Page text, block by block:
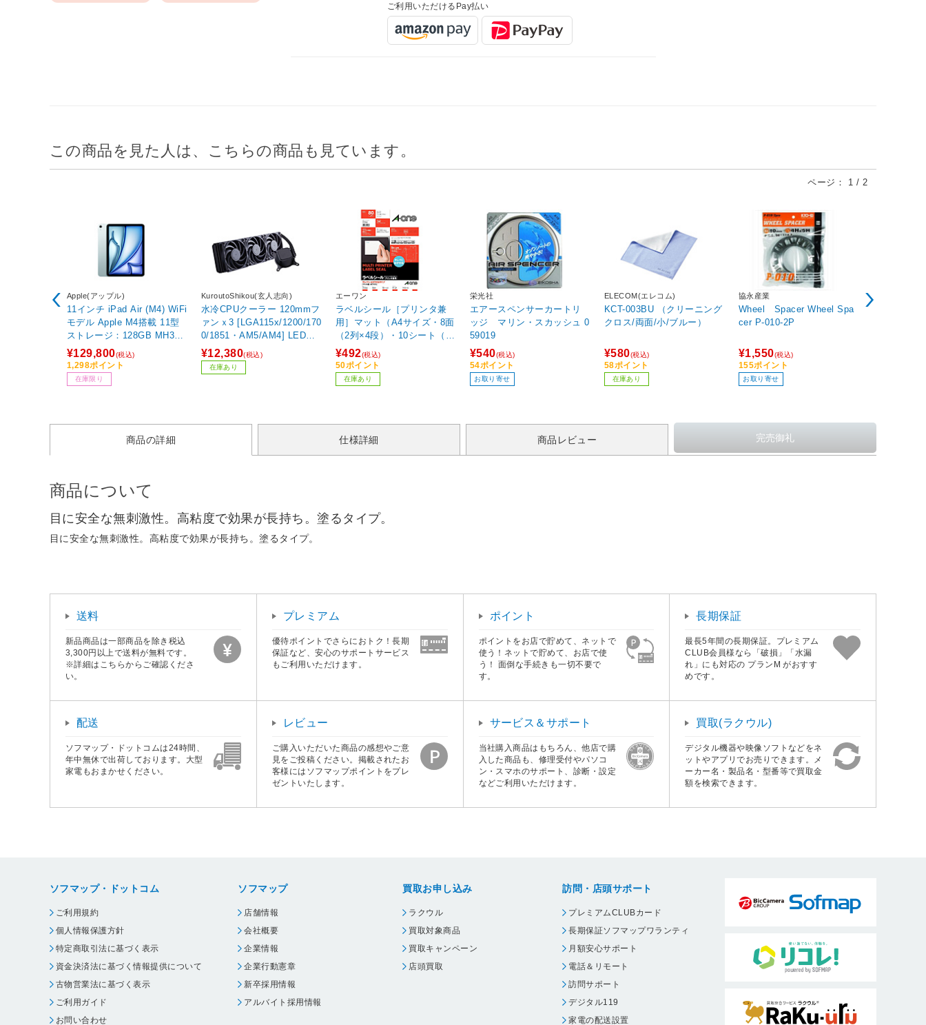
ご利用いただけるPay払い
この商品を見た人は、こちらの商品も見ています。
ページ： 1 / 2
Apple(アップル)
11インチ iPad Air (M4) WiFi
モデル Apple M4搭載 11型
ストレージ：128GB MH314
J/A ブルー
¥129,800(税込)
1,298ポイント
在庫限り
KuroutoShikou(玄人志向)
水冷CPUクーラー 120mmフ
ァンｘ3 [LGA115x/1200/170
0/1851・AM5/AM4] LED無
し ブラック KURO-AIOWC3
60/V2 【864】
¥12,380(税込)
在庫あり
エーワン
ラベルシール［プリンタ兼
用］マット（A4サイズ・8面
（2列×4段）・10シート（80
片）） 31266
¥492(税込)
50ポイント
在庫あり
栄光社
エアースペンサーカートリ
ッジ マリン・スカッシュ 0
59019
¥540(税込)
54ポイント
お取り寄せ
ELECOM(エレコム)
KCT-003BU （クリーニング
クロス/両面/小/ブルー）
¥580(税込)
58ポイント
在庫あり
協永産業
Wheel Spacer Wheel Spa
cer P-010-2P
¥1,550(税込)
155ポイント
お取り寄せ
商品の詳細 仕様詳細 商品レビュー
商品について
目に安全な無刺激性。高粘度で効果が長持ち。塗るタイプ。
目に安全な無刺激性。高粘度で効果が長持ち。塗るタイプ。
送料
新品商品は一部商品を除き税込
3,300円以上で送料が無料です。
※詳細はこちらからご確認くださ
い。
プレミアム
優待ポイントでさらにおトク！長期
保証など、安心のサポートサービス
もご利用いただけます。
ポイント
ポイントをお店で貯めて、ネットで
使う！ネットで貯めて、お店で使
う！ 面倒な手続きも一切不要で
す。
長期保証
最長5年間の長期保証。プレミアム
CLUB会員様なら「破損」「水漏
れ」にも対応の プランM がおすす
めです。
配送
ソフマップ・ドットコムは24時間、
年中無休で出荷しております。大型
家電もおまかせください。
レビュー
ご購入いただいた商品の感想やご意
見をご投稿ください。掲載されたお
客様にはソフマップポイントをプレ
ゼントいたします。
サービス＆サポート
当社購入商品はもちろん、他店で購
入した商品も、修理受付やパソコ
ン・スマホのサポート、診断・設定
などご利用いただけます。
買取(ラクウル)
デジタル機器や映像ソフトなどをネ
ットやアプリでお売りできます。メ
ーカー名・製品名・型番等で買取金
額を検索できます。
ソフマップ・ドットコム
ご利用規約
個人情報保護方針
特定商取引法に基づく表示
資金決済法に基づく情報提供について
古物営業法に基づく表示
ご利用ガイド
お問い合わせ
ソフマップ
店舗情報
会社概要
企業情報
企業行動憲章
新卒採用情報
アルバイト採用情報
買取お申し込み
ラクウル
買取対象商品
買取キャンペーン
店頭買取
訪問・店頭サポート
プレミアムCLUBカード
長期保証ソフマップワランティ
月額安心サポート
電話＆リモート
訪問サポート
デジタル119
家電の配送設置